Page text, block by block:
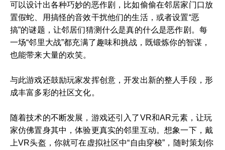
可以设计出各种巧妙的恶作剧，比如偷偷在邻居家门口放
置假蛇、用搞怪的音效干扰他们的生活，或者设置“恶
搞”的谜题，让邻居们猜测什么是真的什么是恶作剧。每
一场“邻里大战”都充满了趣味和挑战，既锻炼你的智谋，
也能带来大量的欢笑。
与此游戏还鼓励玩家发挥创意，开发出新的整人手段，形
成丰富多彩的社区文化。
随着技术的不断发展，游戏还引入了VR和AR元素，让玩
家仿佛置身其中，体验更真实的邻里互动。想象一下，戴
上VR头盔，你就可在虚拟社区中“自由穿梭”，随时策划你